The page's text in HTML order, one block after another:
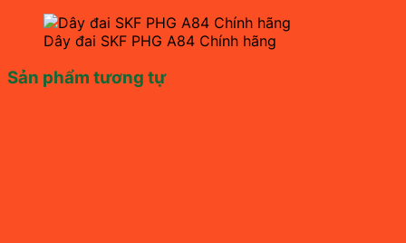
Dây đai SKF PHG A84 Chính hãng
Sản phẩm tương tự